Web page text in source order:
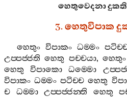
හෙතුවෙදනා
3.හෙතුවිපාක
හෙතුං විපාකං ධම‍්මං
උප‍්පජ‍්ජති හෙතු පච‍්චයා,හෙතුං
හෙතු
විපාකො ධම‍්මො
විපාකං ධම‍්මං පටිච‍්ච හෙතු
ච
ධම‍්මා උප‍්පජ‍්ජන‍්ති හෙතු